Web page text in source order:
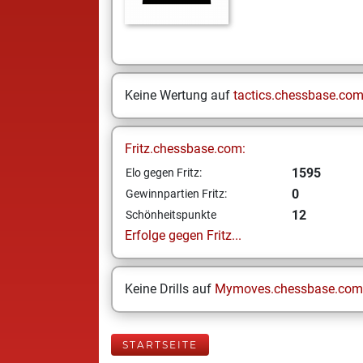
Keine Wertung auf tactics.chessbase.com
Fritz.chessbase.com:
Elo gegen Fritz: 1595
Gewinnpartien Fritz: 0
Schönheitspunkte
12
Erfolge gegen Fritz...
Keine Drills auf Mymoves.chessbase.com
STARTSEITE